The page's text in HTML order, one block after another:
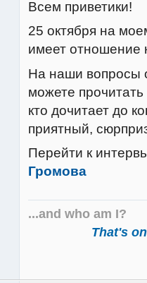
Всем приветики!
25 октября на
имеет отношение
На наши
можете
кто дочитает до
приятный,
Перейти к
Громова
...and who am I?
That's